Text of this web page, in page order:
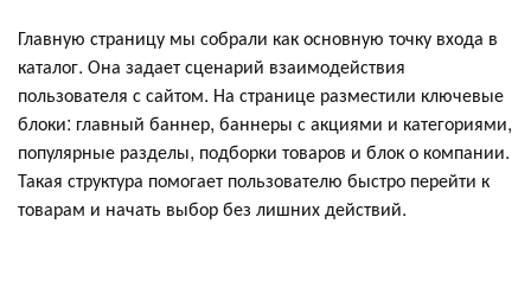
Главную страницу мы собрали как основную точку входа в
каталог. Она задает сценарий взаимодействия
пользователя с сайтом. На странице разместили ключевые
блоки: главный баннер, баннеры с акциями и категориями,
популярные разделы, подборки товаров и блок о компании.
Такая структура помогает пользователю быстро перейти к
товарам и начать выбор без лишних действий.